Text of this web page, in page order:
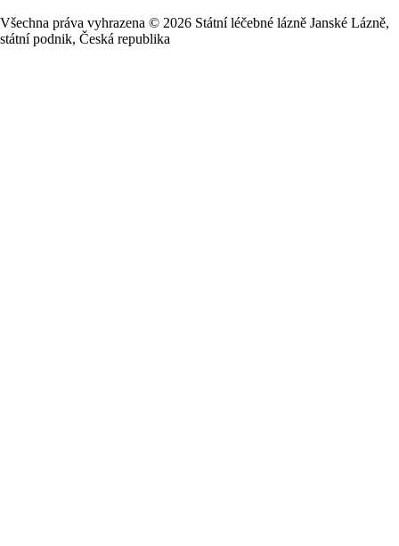
Všechna práva vyhrazena © 2026 Státní léčebné lázně Janské Lázně,
státní podnik, Česká republika